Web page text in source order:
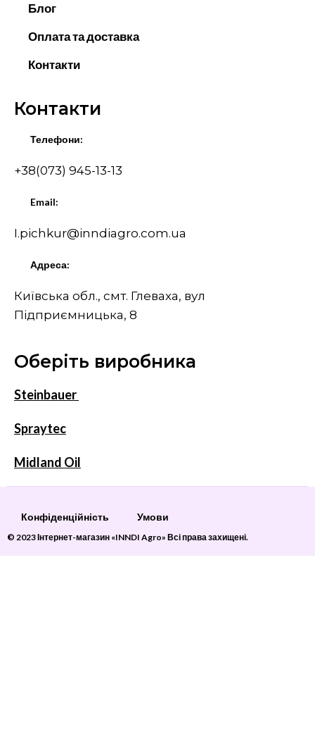
Блог
Оплата та доставка
Контакти
Контакти
Телефони:
+38(073) 945-13-13
Email:
I.pichkur@inndiagro.com.ua
Адреса:
Київська обл., смт. Глеваха, вул
Підприємницька, 8
Оберіть виробника
Steinbauer
Spraytec
Midland Oil
Конфіденційність Умови
© 2023 Інтернет-магазин «INNDI Agro» Всі права захищені.